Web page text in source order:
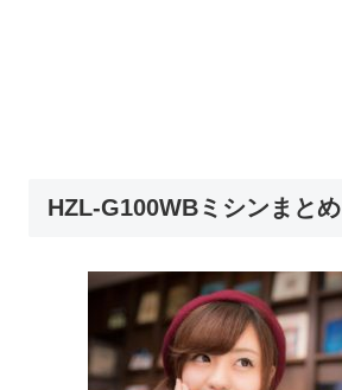
HZL-G100WBミシンまとめ